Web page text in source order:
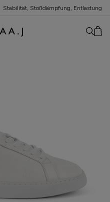
Stabilität, Stoßdämpfung, Entlastung